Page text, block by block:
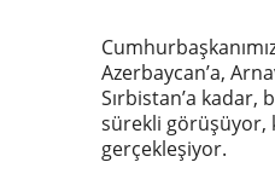
Azerbaycan’a,
Sırbistan’a kadar,
sürekli görüşüyor,
gerçekleşiyor.